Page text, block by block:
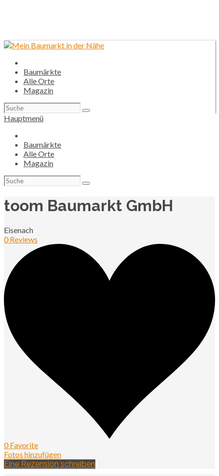
Baumärkte
Alle Orte
Magazin
Suchen
nach:
Hauptmenü
Baumärkte
Alle Orte
Magazin
Suchen
nach:
toom Baumarkt GmbH
Eisenach
0 Reviews
0 Favorite
Fotos hinzufügen
Eine Rezension schreiben